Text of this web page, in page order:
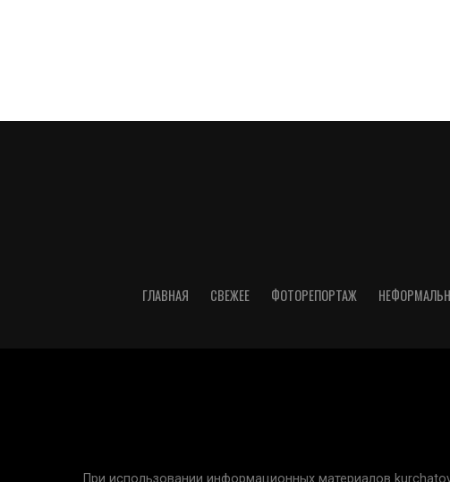
ГЛАВНАЯ СВЕЖЕЕ ФОТОРЕПОРТАЖ
При использовании информационных материалов